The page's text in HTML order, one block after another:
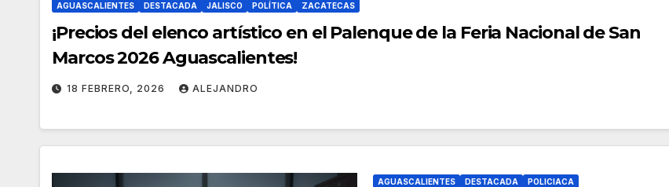
AGUASCALIENTES DESTACADA JALISCO POLÍTICA ZACATECAS
¡Precios del elenco artístico en el Palenque de la Feria Nacional de San
Marcos 2026 Aguascalientes!
18 FEBRERO, 2026 ALEJANDRO
AGUASCALIENTES DESTACADA POLICIACA